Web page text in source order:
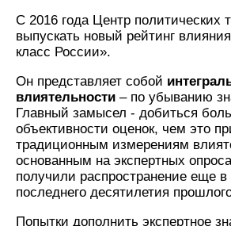
С 2016 года Центр политических
выпускать новый рейтинг
класс России».
Он представляет собой
влиятельности – по убыванию
Главный замысел - добиться
объективности оценок, чем это
традиционным измерениям
основанным на экспертных
получили распространение еще в
последнего десятилетия
Попытки дополнить экспертное